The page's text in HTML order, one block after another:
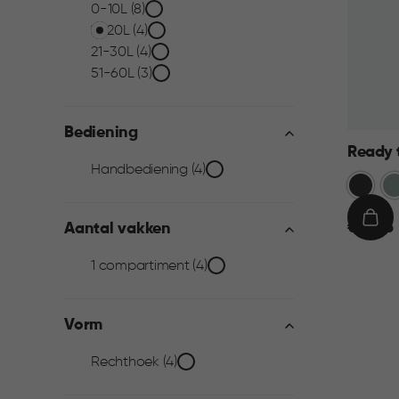
Inhoud
filter
0-10L (8)
11-20L (4)
21-30L (4)
51-60L (3)
Bediening
Bediening
filter
Handbediening (4)
Aantal vakken
Aantal
vakken
filter
1 compartiment (4)
Vorm
Vorm
Rechthoek (4)
€€ 19,95
IN